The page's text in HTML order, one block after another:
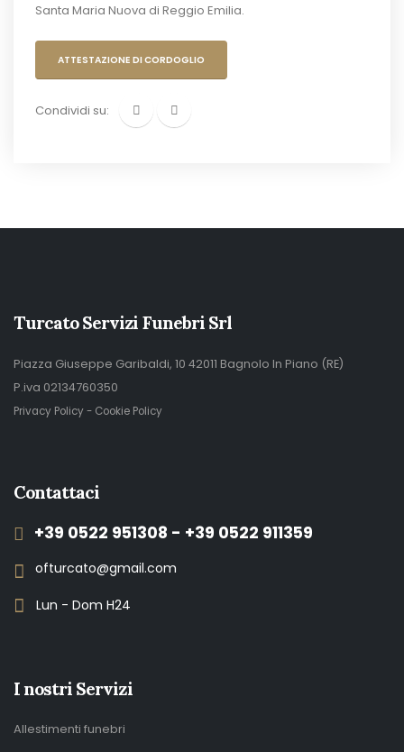
Santa Maria Nuova di Reggio Emilia.
ATTESTAZIONE DI CORDOGLIO
Condividi su:
Turcato Servizi Funebri Srl
Piazza Giuseppe Garibaldi, 10 42011 Bagnolo In Piano (RE)
P.iva 02134760350
Privacy Policy- Cookie Policy
Contattaci
+39 0522 951308 - +39 0522 911359
ofturcato@gmail.com
Lun - Dom H24
I nostri Servizi
Allestimenti funebri